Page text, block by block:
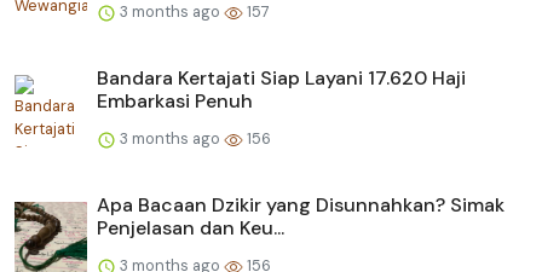
3 months ago 157
Bandara Kertajati Siap Layani 17.620 Haji
Embarkasi Penuh
3 months ago 156
Apa Bacaan Dzikir yang Disunnahkan? Simak
Penjelasan dan Keu...
3 months ago 156